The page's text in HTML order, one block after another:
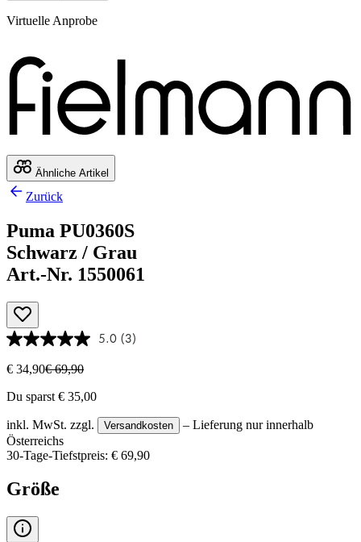
Virtuelle Anprobe
Ähnliche Artikel
Zurück
Puma PU0360S
Schwarz / Grau
Art.-Nr. 1550061
5.0 (3)
€ 34,90€ 69,90
Du sparst € 35,00
inkl. MwSt. zzgl. Versandkosten
– Lieferung nur innerhalb
Österreichs
30-Tage-Tiefstpreis: € 69,90
Größe